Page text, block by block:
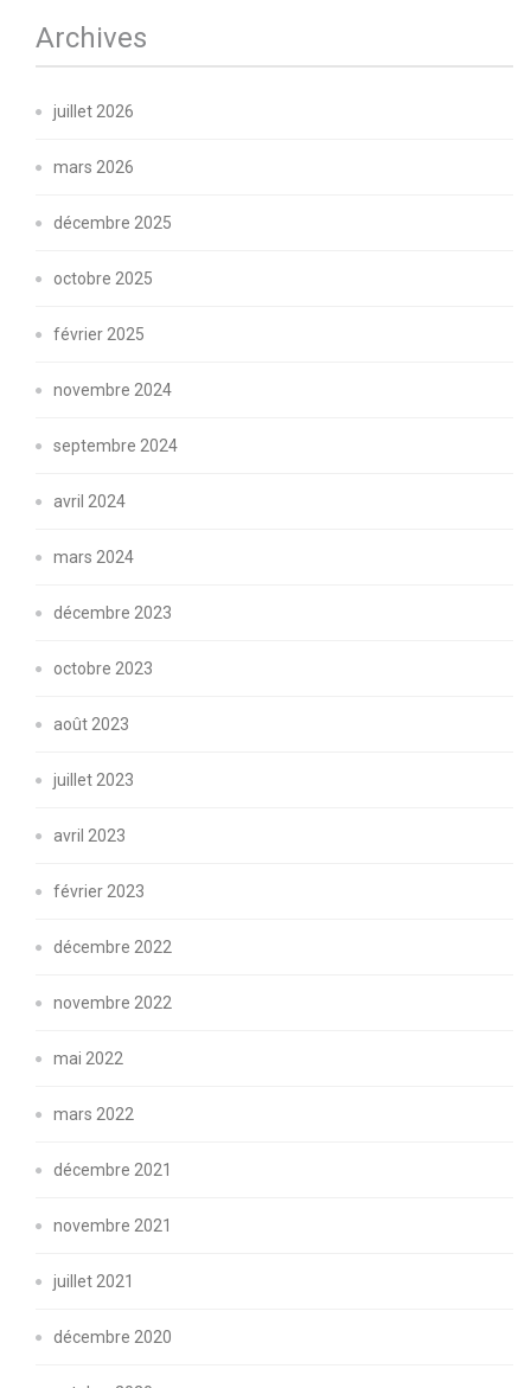
Archives
juillet 2026
mars 2026
décembre 2025
octobre 2025
février 2025
novembre 2024
septembre 2024
avril 2024
mars 2024
décembre 2023
octobre 2023
août 2023
juillet 2023
avril 2023
février 2023
décembre 2022
novembre 2022
mai 2022
mars 2022
décembre 2021
novembre 2021
juillet 2021
décembre 2020